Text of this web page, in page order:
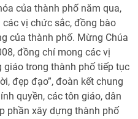
của thành phố năm qua,
vị chức sắc, đồng bào
của thành phố. Mừng Chúa
đồng chí mong các vị
giáo trong thành phố tiếp tục
đẹp đạo”, đoàn kết chung
quyền, các tôn giáo, dân
phần xây dựng thành phố